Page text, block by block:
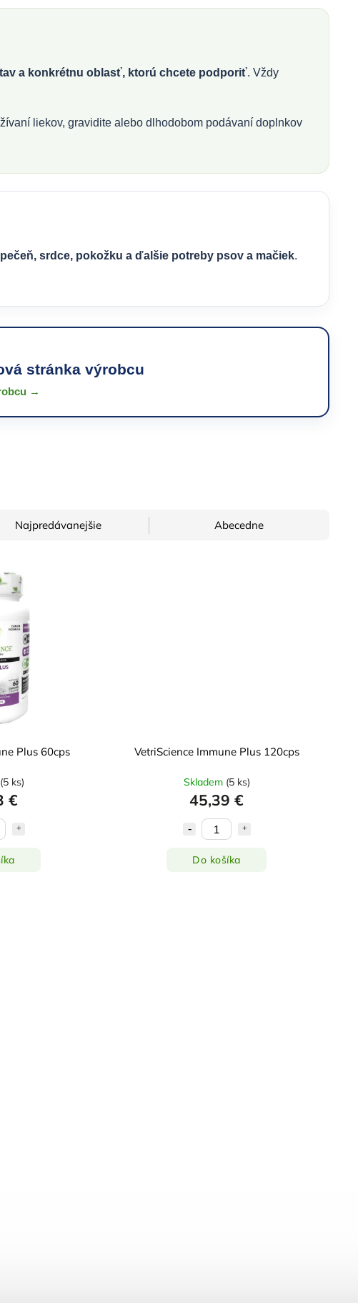
a konkrétnu oblasť, ktorú chcete podporiť. Vždy
liekov, gravidite alebo dlhodobom podávaní doplnkov
srdce, pokožku a ďalšie potreby psov a mačiek.
stránka výrobcu
→
Najpredávanejšie Abecedne
Plus 60cps
(5 ks)
€
VetriScience Immune Plus 120cps
Skladem (5 ks)
45,39 €
Do košíka